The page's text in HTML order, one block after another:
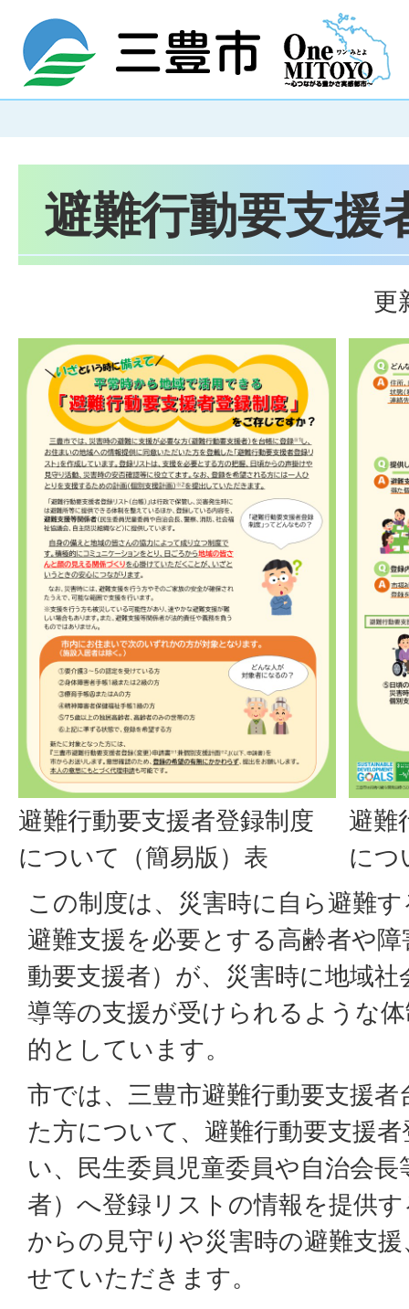
避難行動要支援
更
避難行動要支援者登録制度
について（簡易版）表
避難
につ
この制度は、災害時に自ら避難
避難支援を必要とする高齢者や
動要支援者）が、災害時に地域
導等の支援が受けられるような
的としています。
市では、三豊市避難行動要支援
た方について、避難行動要支援
い、民生委員児童委員や自治会
者）へ登録リストの情報を提供
からの見守りや災害時の避難支
せていただきます。